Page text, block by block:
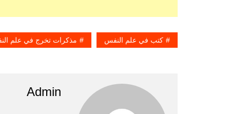
كتب في علم النفس مذكرات تخرج في علم
Admin